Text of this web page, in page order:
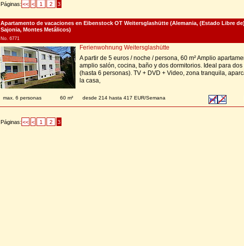
Páginas: << < 1 2 3
Apartamento de vacaciones en Eibenstock OT Weitersglashütte (Alemania, (Estado Libre de)
Sajonia, Montes Metálicos)
No. 6771
Ferienwohnung Weitersglashütte
A partir de 5 euros / noche / persona, 60 m² Amplio
amplio salón, cocina, baño y dos dormitorios. Ideal para dos
(hasta 6 personas). TV + DVD + Video, zona tranquila,
la casa,
max. 6 personas 60 m² desde 214 hasta 417 EUR/Semana
Páginas: << < 1 2 3